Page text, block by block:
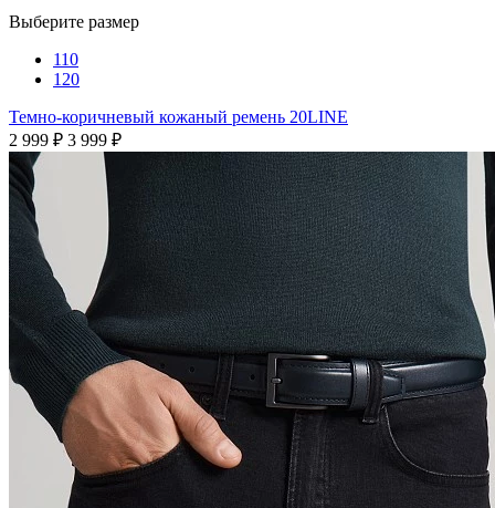
Выберите размер
110
120
Темно-коричневый кожаный ремень 20LINE
2 999 ₽ 3 999 ₽